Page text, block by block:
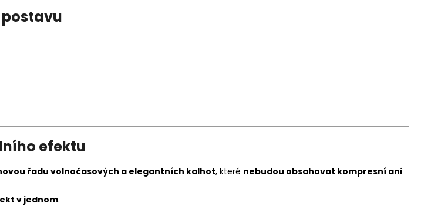
efektu
řadu volnočasových a elegantních kalhot, které nebudou obsahovat kompresní ani
v jednom.